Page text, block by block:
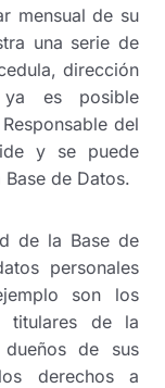
mensual de su
una serie de
dirección
es posible
del
y se puede
de Datos.
de la Base de
personales
son los
titulares de la
de sus
derechos a